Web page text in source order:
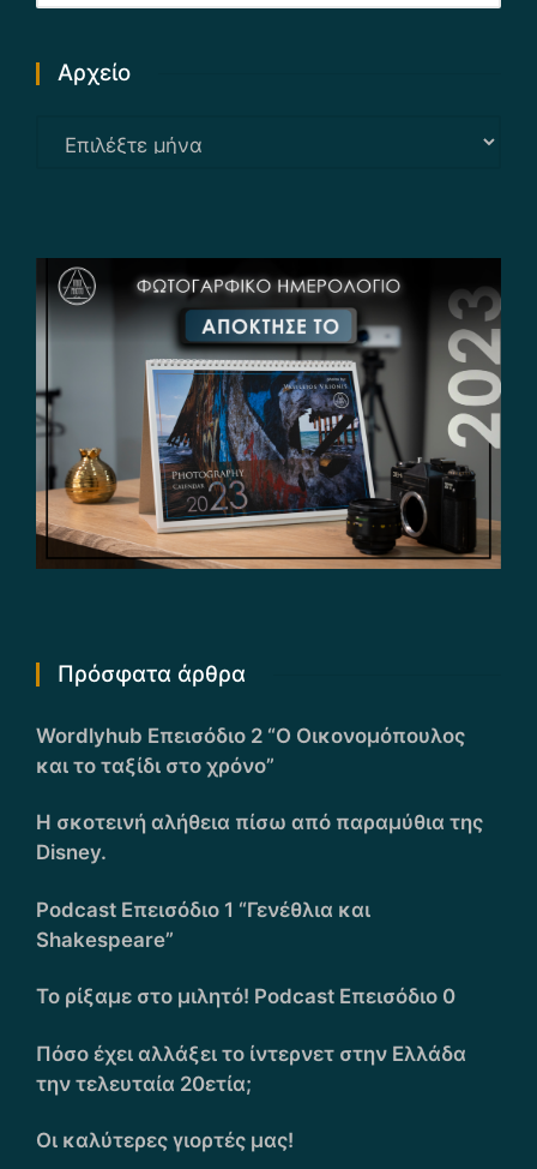
Αρχείο
Αρχείο
Πρόσφατα άρθρα
Wordlyhub Επεισόδιο 2 “Ο Οικονομόπουλος
και το ταξίδι στο χρόνο”
Η σκοτεινή αλήθεια πίσω από παραμύθια της
Disney.
Podcast Επεισόδιο 1 “Γενέθλια και
Shakespeare”
Το ρίξαμε στο μιλητό! Podcast Επεισόδιο 0
Πόσο έχει αλλάξει το ίντερνετ στην Ελλάδα
την τελευταία 20ετία;
Οι καλύτερες γιορτές μας!